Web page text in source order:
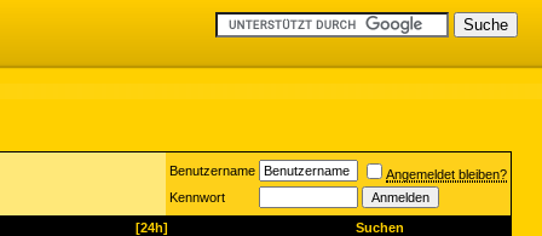
Benutzername
Angemeldet bleiben?
Kennwort
[24h] Suchen